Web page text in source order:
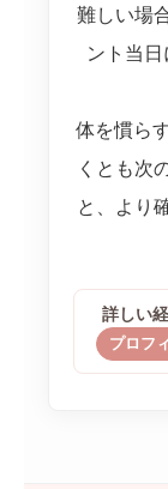
難しい場
ント当
体を慣ら
くとも次
と、より
詳しい
プロフ